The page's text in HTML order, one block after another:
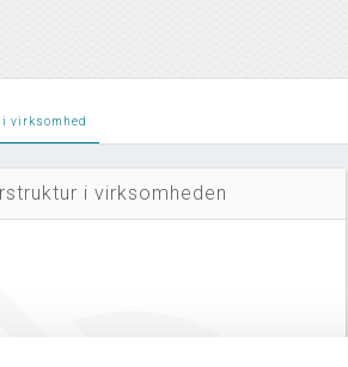
virksomhed
i virksomheden